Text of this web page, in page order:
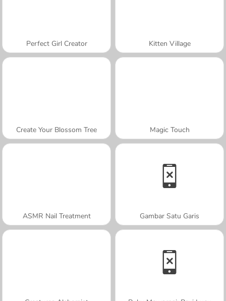
Perfect Girl Creator Kitten Village
Create Your Blossom Tree Magic Touch
ASMR Nail Treatment Gambar Satu Garis